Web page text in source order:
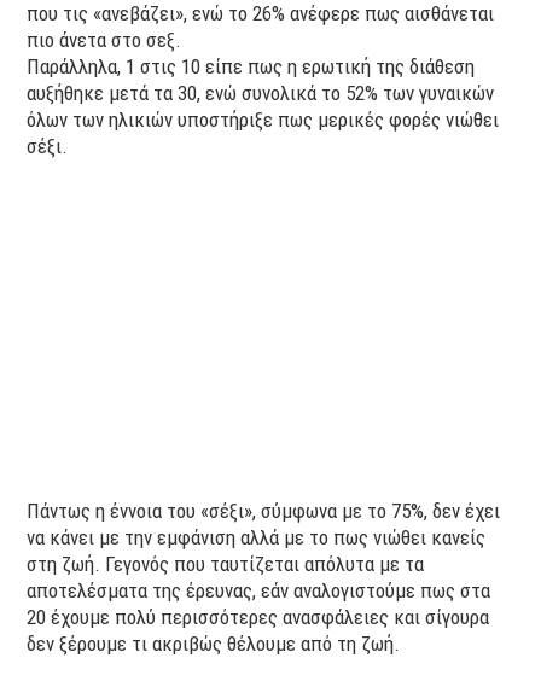
που τις «ανεβάζει», ενώ το 26% ανέφερε πως αισθάνεται
πιο άνετα στο σεξ.
Παράλληλα, 1 στις 10 είπε πως η ερωτική της διάθεση
αυξήθηκε μετά τα 30, ενώ συνολικά το 52% των γυναικών
όλων των ηλικιών υποστήριξε πως μερικές φορές νιώθει
σέξι.
Πάντως η έννοια του «σέξι», σύμφωνα με το 75%, δεν έχει
να κάνει με την εμφάνιση αλλά με το πως νιώθει κανείς
στη ζωή.​ Γεγονός που ταυτίζεται απόλυτα με τα
αποτελέσματα της έρευνας, εάν αναλογιστούμε πως στα
20 έχουμε πολύ περισσότερες ανασφάλειες και σίγουρα
δεν ξέρουμε τι ακριβώς θέλουμε από τη ζωή.